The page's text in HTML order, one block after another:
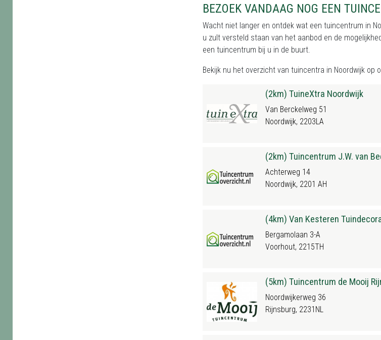
BEZOEK VANDAAG NOG EEN
Wacht niet langer en ontdek wat een tuincentrum in
u zult versteld staan van het aanbod en de
een tuincentrum bij u in de buurt.
Bekijk nu het overzicht van tuincentra in Noordwijk op
(2km) TuineXtra Noordwijk
Van Berckelweg 51
Noordwijk, 2203LA
(2km) Tuincentrum J.W. van
Achterweg 14
Noordwijk, 2201 AH
(4km) Van Kesteren
Bergamolaan 3-A
Voorhout, 2215TH
(5km) Tuincentrum de Mooij
Noordwijkerweg 36
Rijnsburg, 2231NL